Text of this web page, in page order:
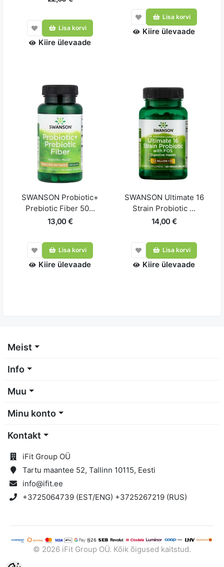
Lisa korvi
Kiire ülevaade
Lisa korvi
Kiire ülevaade
SWANSON Probiotic+
Prebiotic Fiber 50...
13,00 €
Lisa korvi
Kiire ülevaade
SWANSON Ultimate 16
Strain Probiotic ...
14,00 €
Lisa korvi
Kiire ülevaade
Meist
Info
Muu
Minu konto
Kontakt
iFit Group OÜ
Tartu maantee 52, Tallinn 10115, Eesti
info@ifit.ee
+3725064739 (EST/ENG) +3725267219 (RUS)
© 2026 iFit Group OÜ. Kõik õigused kaitstud.